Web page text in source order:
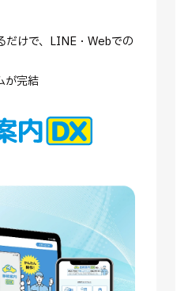
だけで、LINE・Webでの
が完結